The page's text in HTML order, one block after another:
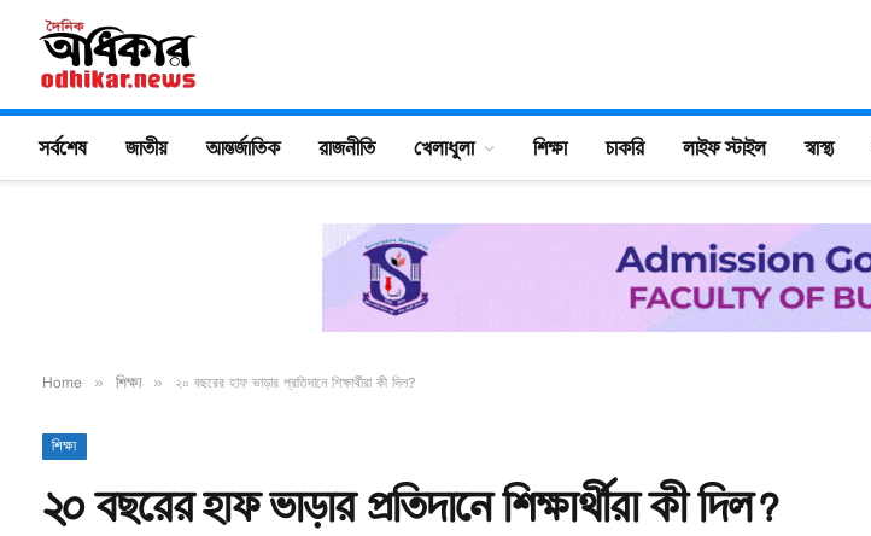
সর্বশেষ জাতীয় আন্তর্জাতিক রাজনীতি খেলাধুলা শিক্ষা চাকরি লাইফ স্টাইল স্বাস্থ্য
Home » শিক্ষা » ২০ বছরের হাফ ভাড়ার প্রতিদানে শিক্ষার্থীরা কী দিল?
শিক্ষা
২০ বছরের হাফ ভাড়ার প্রতিদানে শিক্ষার্থীরা কী দিল?